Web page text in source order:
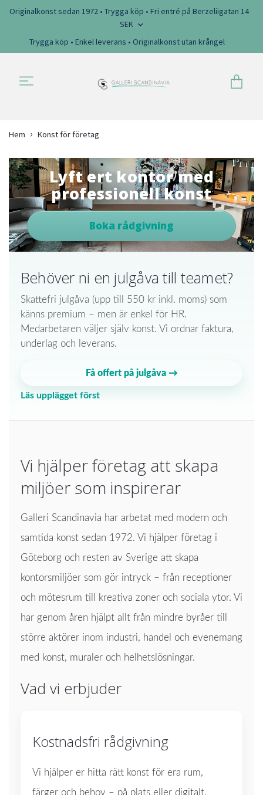
Originalkonst sedan 1972 • Trygga köp • Fri entré på Berzeliigatan 14
SEK
Trygga köp • Enkel leverans • Originalkonst utan krångel
Hem Konst för företag
Lyft ert kontor med
professionell konst
Boka rådgivning
Behöver ni en julgåva till teamet?
Skattefri julgåva (upp till 550 kr inkl. moms) som
känns premium – men är enkel för HR.
Medarbetaren väljer själv konst. Vi ordnar faktura,
underlag och leverans.
Få offert på julgåva →
Läs upplägget först
Vi hjälper företag att skapa
miljöer som inspirerar
Galleri Scandinavia har arbetat med modern och
samtida konst sedan 1972. Vi hjälper företag i
Göteborg och resten av Sverige att skapa
kontorsmiljöer som gör intryck – från receptioner
och mötesrum till kreativa zoner och sociala ytor. Vi
har genom åren hjälpt allt från mindre byråer till
större aktörer inom industri, handel och evenemang
med konst, muraler och helhetslösningar.
Vad vi erbjuder
Kostnadsfri rådgivning
Vi hjälper er hitta rätt konst för era rum,
färger och behov – på plats eller digitalt.